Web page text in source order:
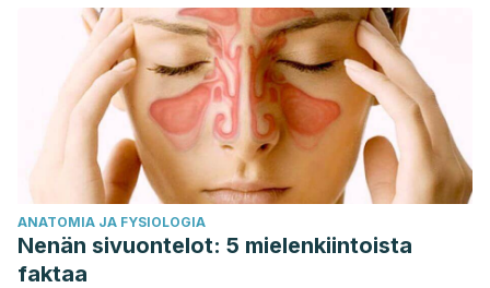
ANATOMIA JA FYSIOLOGIA
Nenän sivuontelot: 5 mielenkiintoista
faktaa